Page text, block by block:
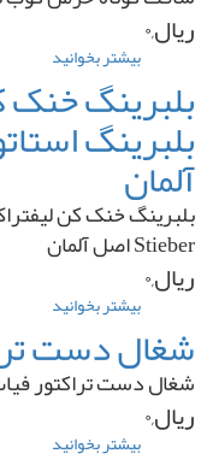
ریال,۰
بیشتر بخوانید
شافت
کوتاه
خرمن
کوب
برند
CGF
ترکیه
بلبرینگ
آلمان
بلبرینگ خنک کن
Stieber اصل آلمان
ریال,۰
بیشتر بخوانید
خنک
کن
لیفتراک
شغال دست
شغال دست تراکتور
ریال,۰
بیشتر بخوانید